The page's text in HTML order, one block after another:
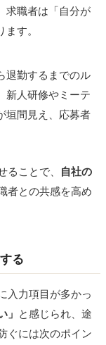
求職者は「自分が
す。
退勤するまでのル
新人研修やミーテ
垣間見え、応募者
ることで、
自社の
者との共感を高め
る
入力項目が多かっ
」
と感じられ、途
ぐには次のポイン